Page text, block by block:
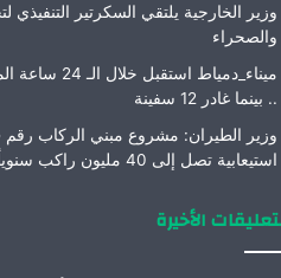
وزير الخارجية يلتقي السكرتير التنفيذي
والصحراء
.. بينما غادر 12 سفينة
استيعابية تصل إلى 40 مليون راكب سنوياً
الأخيرة